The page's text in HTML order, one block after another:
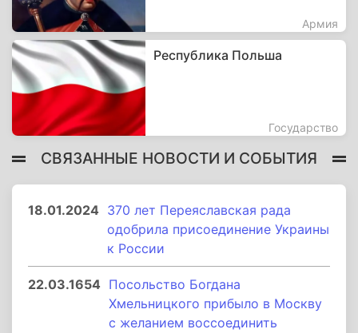
Армия
Республика Польша
Государство
СВЯЗАННЫЕ НОВОСТИ И СОБЫТИЯ
18.01.2024 370 лет Переяславская рада
одобрила присоединение Украины
к России
22.03.1654 Посольство Богдана
Хмельницкого прибыло в Москву
с желанием воссоединить